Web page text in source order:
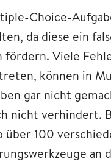
Choice-
da diese ein
fördern. Viele
können in
gar nicht
nicht verhindert.
über 100
an